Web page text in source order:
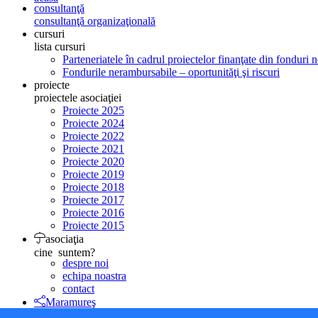
consultanţă
consultanţă organizaţională
cursuri
lista cursuri
Parteneriatele în cadrul proiectelor finanţate din fonduri
Fondurile nerambursabile – oportunităţi şi riscuri
proiecte
proiectele asociaţiei
Proiecte 2025
Proiecte 2024
Proiecte 2022
Proiecte 2021
Proiecte 2020
Proiecte 2019
Proiecte 2018
Proiecte 2017
Proiecte 2016
Proiecte 2015
asociaţia
cine suntem?
despre noi
echipa noastra
contact
Maramureş